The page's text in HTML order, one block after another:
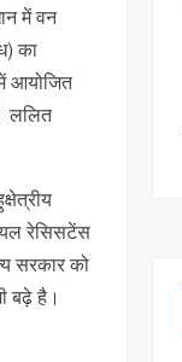
में वन
का
आयोजित
ललित
रेसिसटेंस
सरकार को
बढ़े है।